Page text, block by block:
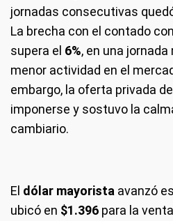
jornadas consecutivas
La brecha con el contado
supera el 6%, en una
menor actividad en el
embargo, la oferta privada
imponerse y sostuvo la
cambiario.
El dólar mayorista avanzó
ubicó en $1.396 para la